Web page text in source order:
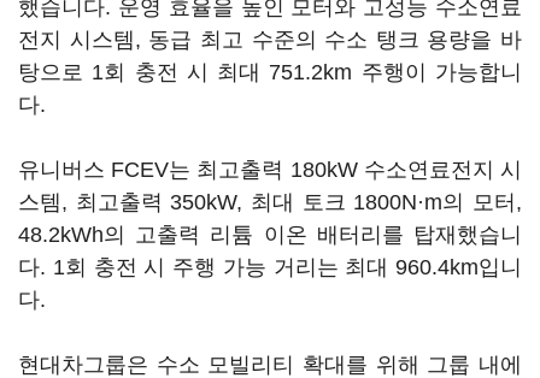
했습니다. 운영 효율을 높인 모터와 고성능 수소연료
전지 시스템, 동급 최고 수준의 수소 탱크 용량을 바
탕으로 1회 충전 시 최대 751.2km 주행이 가능합니
다.
유니버스 FCEV는 최고출력 180kW 수소연료전지 시
스템, 최고출력 350kW, 최대 토크 1800N·m의 모터,
48.2kWh의 고출력 리튬 이온 배터리를 탑재했습니
다. 1회 충전 시 주행 가능 거리는 최대 960.4km입니
다.
현대차그룹은 수소 모빌리티 확대를 위해 그룹 내에